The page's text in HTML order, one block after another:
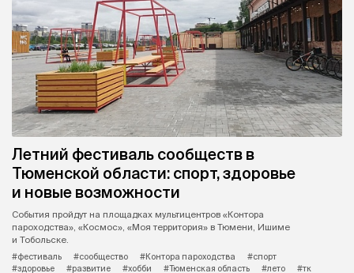
Летний фестиваль сообществ в
Тюменской области: спорт, здоровье
и новые возможности
События пройдут на площадках мультицентров «Контора
пароходства», «Космос», «Моя территория» в Тюмени, Ишиме
и Тобольске.
#фестиваль
#сообщество #Контора пароходства
#спорт
#здоровье
#развитие #хобби #Тюменская область #лето #тк